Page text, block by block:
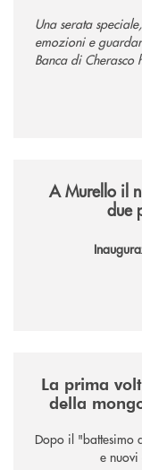
Una serata
emozioni e
Banca di
A Murello il
due
La prima
della
Dopo il "battesimo
e